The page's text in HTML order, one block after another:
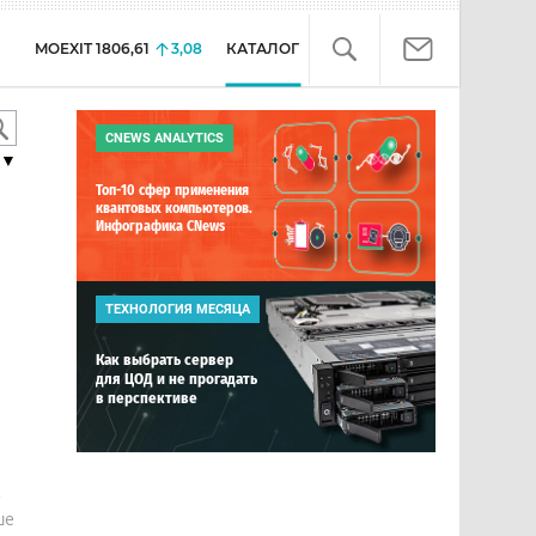
MOEXIT 1806,61 3,08 КАТАЛОГ
CNEWS ANALYTICS
Топ-10 сфер применения
квантовых компьютеров.
Инфографика CNews
ТЕХНОЛОГИЯ МЕСЯЦА
Как выбрать сервер
для ЦОД и не прогадать
в перспективе